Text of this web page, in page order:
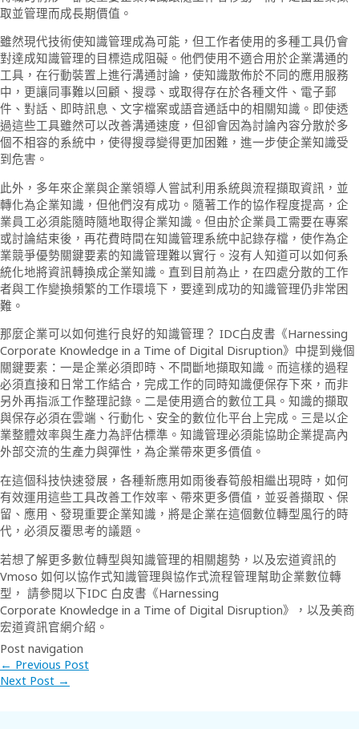
取並管理而成長期價值。
雖然現代技術使知識管理成為可能，但工作者使用的多種工具仍會
對達成知識管理的目標造成阻礙。他們使用不適合用於企業溝通的
工具，在行動裝置上進行溝通討論，使知識散佈於不同的應用服務
中，更讓同事難以回顧、搜尋、或取得存在於各種文件、電子郵
件、對話、即時訊息、文字檔案或語音通話中的相關知識。即使透
過這些工具雖然可以改善溝通速度，但卻會因為討論內容分散於多
個不相容的系統中，使得搜尋變得更加困難，進一步使企業知識受
到危害。
此外，多年來企業與企業領導人嘗試利用系統與流程擷取資訊，並
轉化為企業知識，但他們沒有成功。隨著工作的協作程度提高，企
業員工必須能隨時隨地取得企業知識。但由於企業員工需要在專案
或討論結束後，再花費時間在知識管理系統中記錄存檔，使作為企
業競爭優勢關鍵要素的知識管理難以實行。沒有人知道可以如何系
統化地將資訊轉換成企業知識。直到目前為止，在四處分散的工作
者與工作變換頻繁的工作環境下，要達到成功的知識管理仍非常困
難。
那麼企業可以如何進行良好的知識管理？ IDC白皮書《Harnessing
Corporate Knowledge in a Time of Digital Disruption》中提到幾個
關鍵要素：一是企業必須即時、不間斷地擷取知識。而這樣的過程
必須直接和日常工作結合，完成工作的同時知識便保存下來，而非
另外再指派工作整理記錄。二是使用適合的數位工具。知識的擷取
與保存必須在雲端、行動化、安全的數位化平台上完成。三是以企
業整體效率與生產力為評估標準。知識管理必須能協助企業提高內
外部交流的生產力與彈性，為企業帶來更多價值。
在這個科技快速發展，各種新應用如雨後春筍般相繼出現時，如何
有效運用這些工具改善工作效率、帶來更多價值，並妥善擷取、保
留、應用、發現重要企業知識，將是企業在這個數位轉型風行的時
代，必須反覆思考的議題。
若想了解更多數位轉型與知識管理的相關趨勢，以及宏道資訊的
Vmoso 如何以協作式知識管理與協作式流程管理幫助企業數位轉
型， 請參閱以下IDC 白皮書《Harnessing
Corporate Knowledge in a Time of Digital Disruption》，以及美商
宏道資訊官網介紹。
Post navigation
← Previous Post
Next Post →